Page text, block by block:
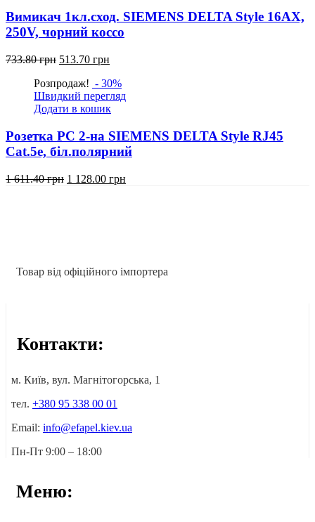
Вимикач 1кл.сход. SIEMENS DELTA Style 16АХ,
250V, чорний коссо
733.80грн Оригінальна
733.80
грн.
513.70 грн
513.70
грн.
Розпродаж! - 30%
Швидкий перегляд
Додати в кошик
Розетка РС 2-на SIEMENS DELTA Style RJ45
Cat.5e, біл.полярний
1 611.40грн Оригінальна
1 128.00 грн
Товар від офіційного імпортера
Контакти:
м. Київ, вул. Магнітогорська, 1
тел. +380 95 338 00 01
Email: info@efapel.kiev.ua
Пн-Пт 9:00 – 18:00
Меню: